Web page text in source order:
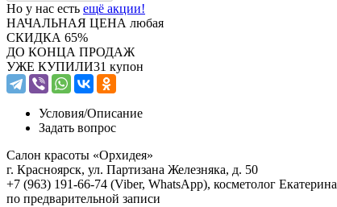
Но у нас есть ещё акции!
НАЧАЛЬНАЯ ЦЕНА любая
СКИДКА 65%
ДО КОНЦА ПРОДАЖ
УЖЕ КУПИЛИ31 купон
Условия/Описание
Задать вопрос
Салон красоты «Орхидея»
г. Красноярск, ул. Партизана Железняка, д. 50
+7 (963) 191-66-74 (Viber, WhatsApp), косметолог Екатерина
по предварительной записи